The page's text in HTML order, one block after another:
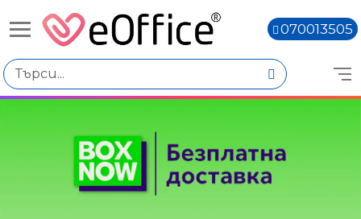
070013505
Избери по
Цена
€10.01 - €20.00